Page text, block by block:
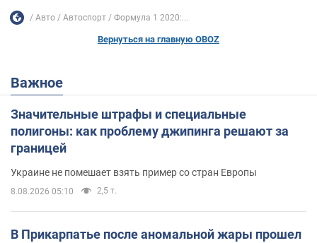
Авто Автоспорт Формула 1 2020:...
Вернуться на главную OBOZ
Важное
Значительные штрафы и специальные
полигоны: как проблему джипинга решают за
границей
Украине не помешает взять пример со стран Европы
8.08.2026 05:10 2,5 т.
В Прикарпатье после аномальной жары прошел